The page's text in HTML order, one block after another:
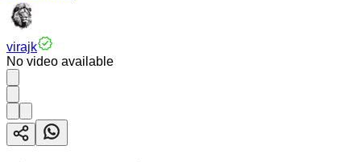
virajk
No video available